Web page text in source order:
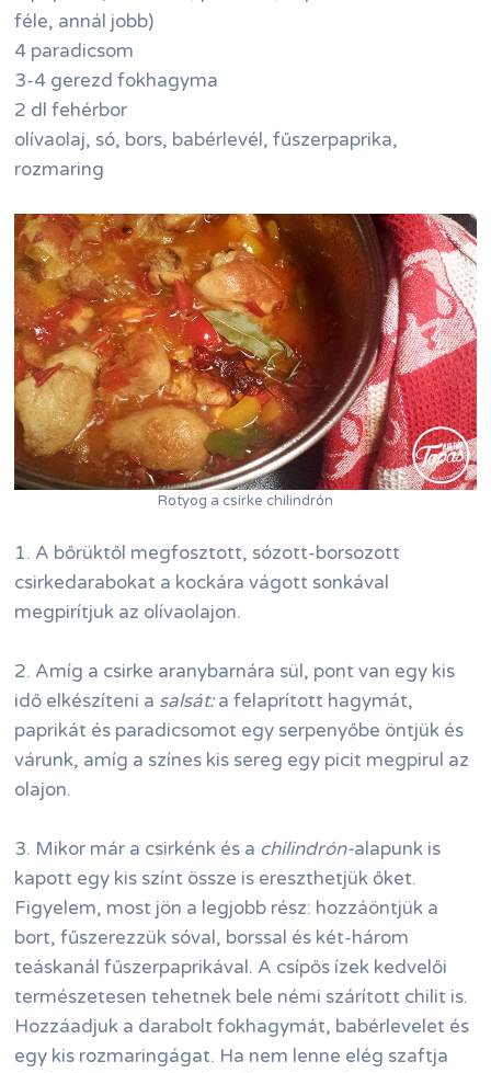
féle, annál jobb)
4 paradicsom
3-4 gerezd fokhagyma
2 dl fehérbor
olívaolaj, só, bors, babérlevél, fűszerpaprika,
rozmaring
Rotyog a csirke chilindrón
1. A bőrüktől megfosztott, sózott-borsozott
csirkedarabokat a kockára vágott sonkával
megpirítjuk az olívaolajon.
2. Amíg a csirke aranybarnára sül, pont van egy kis
idő elkészíteni a salsát:a felaprított hagymát,
paprikát és paradicsomot egy serpenyőbe öntjük és
várunk, amíg a színes kis sereg egy picit megpirul az
olajon.
3. Mikor már a csirkénk és a chilindrón-alapunk is
kapott egy kis színt össze is ereszthetjük őket.
Figyelem, most jön a legjobb rész: hozzáöntjük a
bort, fűszerezzük sóval, borssal és két-három
teáskanál fűszerpaprikával. A csípős ízek kedvelői
természetesen tehetnek bele némi szárított chilit is.
Hozzáadjuk a darabolt fokhagymát, babérlevelet és
egy kis rozmaringágat. Ha nem lenne elég szaftja